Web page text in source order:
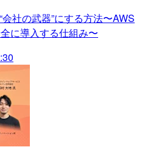
社の武器”にする方法〜AWS
に導入する仕組み〜